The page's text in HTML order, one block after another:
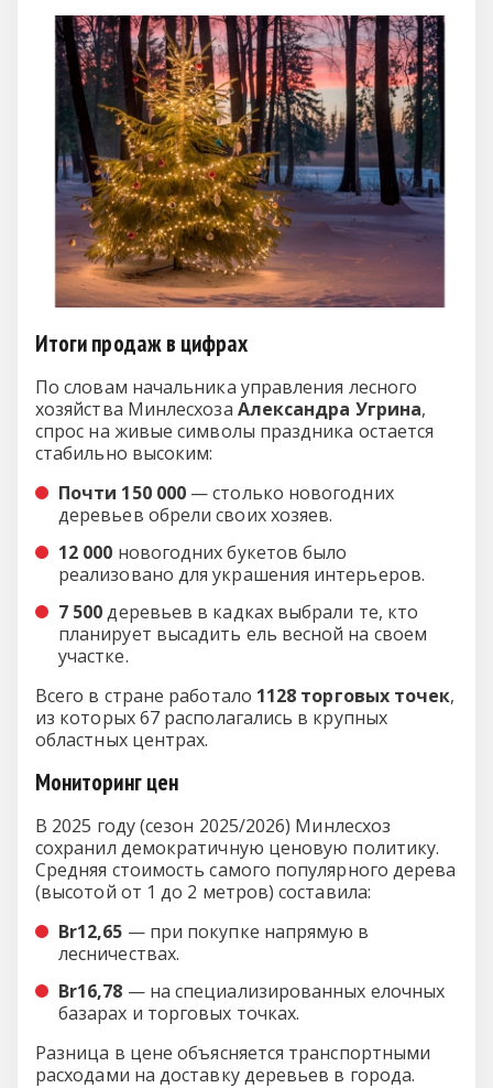
Итоги продаж в цифрах
По словам начальника управления лесного
хозяйства Минлесхоза Александра Угрина,
спрос на живые символы праздника остается
стабильно высоким:
Почти 150 000 — столько новогодних
деревьев обрели своих хозяев.
12 000 новогодних букетов было
реализовано для украшения интерьеров.
7 500деревьев в кадках выбрали те, кто
планирует высадить ель весной на своем
участке.
Всего в стране работало 1128 торговых точек,
из которых 67 располагались в крупных
областных центрах.
Мониторинг цен
В 2025 году (сезон 2025/2026) Минлесхоз
сохранил демократичную ценовую политику.
Средняя стоимость самого популярного дерева
(высотой от 1 до 2 метров) составила:
Br12,65 — при покупке напрямую в
лесничествах.
Br16,78 — на специализированных елочных
базарах и торговых точках.
Разница в цене объясняется транспортными
расходами на доставку деревьев в города.